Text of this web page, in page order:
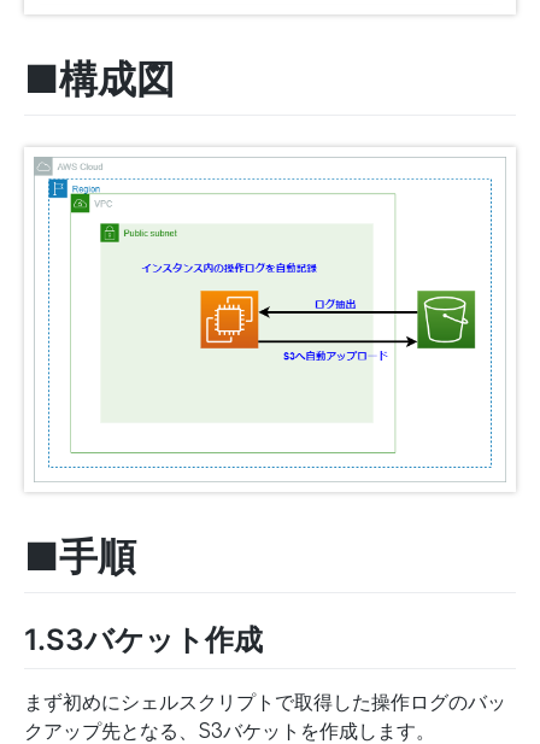
■構成図
■手順
1.S3バケット作成
まず初めにシェルスクリプトで取得した操作ログのバッ
クアップ先となる、S3バケットを作成します。